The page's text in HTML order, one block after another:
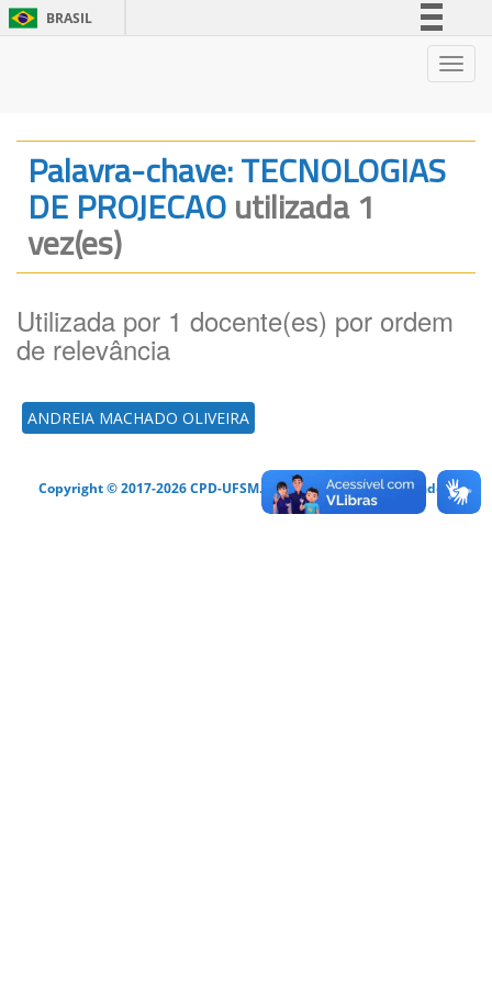
BRASIL
Legislação
Canais
Palavra-chave: TECNOLOGIAS
DE PROJECAOutilizada 1
vez(es)
Utilizada por 1 docente(es) por ordem
de relevância
ANDREIA MACHADO OLIVEIRA
Copyright © 2017-2026 CPD-UFSM. Todos os direitos reservados.